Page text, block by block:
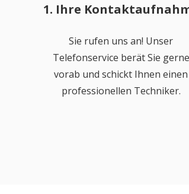
1. Ihre
Sie rufen uns an! Unser
Telefonservice berät Sie gerne
vorab und schickt Ihnen einen
professionellen Techniker.